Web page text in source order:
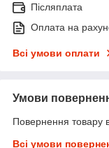
Післяплата
Оплата на
Всі умови оплати
Умови
Повернення товару
Всі умови